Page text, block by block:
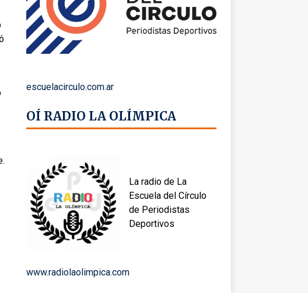
escuelacirculo.com.ar
OÍ RADIO LA OLÍMPICA
La radio de La
Escuela del Círculo
de Periodistas
Deportivos
www.radiolaolimpica.com